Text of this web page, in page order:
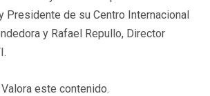
Presidente de su Centro Internacional
y Rafael Repullo, Director
Valora este contenido.